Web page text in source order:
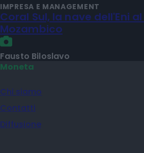
IMPRESA E MANAGEMENT
Coral Sul, la nave dell'Eni
Mozambico
Fausto Biloslavo
Moneta
Chi siamo
Contatti
Diffusione